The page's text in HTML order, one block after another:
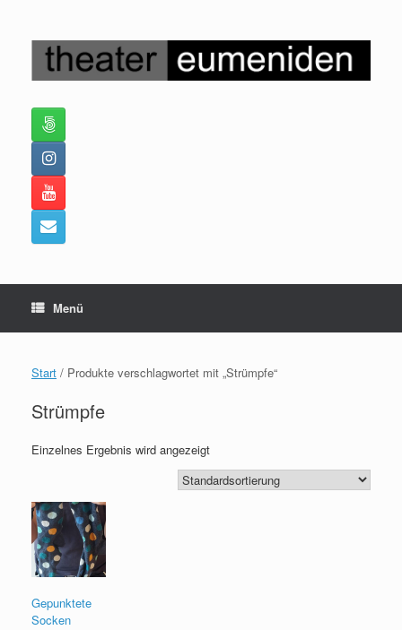
springen
Menü
Start / Produkte verschlagwortet mit „Strümpfe“
Strümpfe
Einzelnes Ergebnis wird angezeigt
Gepunktete
Socken